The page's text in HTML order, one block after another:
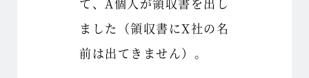
ました（領収書にX社の名
前は出てきません）。